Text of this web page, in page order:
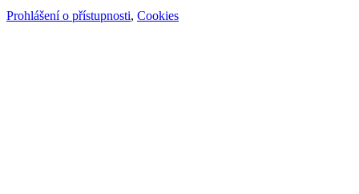
Prohlášení o přístupnosti, Cookies